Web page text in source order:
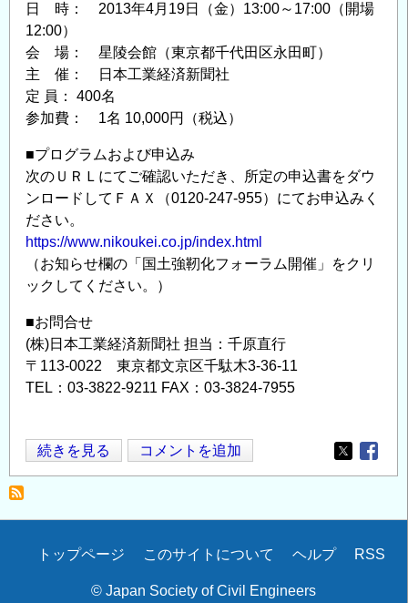
日 時： 2013年4月19日（金）13:00～17:00（開場
12:00）
会 場： 星陵会館（東京都千代田区永田町）
主 催： 日本工業経済新聞社
定 員： 400名
参加費： 1名 10,000円（税込）
■プログラムおよび申込み
次のＵＲＬにてご確認いただき、所定の申込書をダウ
ンロードしてＦＡＸ（0120-247-955）にてお申込みく
ださい。
https://www.nikoukei.co.jp/index.html
（お知らせ欄の「国土強靭化フォーラム開催」をクリ
ックしてください。）
■お問合せ
(株)日本工業経済新聞社 担当：千原直行
〒113-0022 東京都文京区千駄木3-36-11
TEL：03-3822-9211 FAX：03-3824-7955
2013
政
学
同
続きを見る コメントを追加
Opens in
Secondary
トップページ このサイトについて ヘルプ RSS
© Japan Society of Civil Engineers